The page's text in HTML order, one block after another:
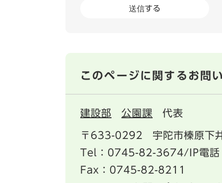
このページに関するお問
建設部 公園課 代表
〒633-0292
宇陀市榛原
Tel：0745-82-3674/IP電
Fax：0745-82-8211